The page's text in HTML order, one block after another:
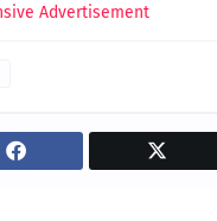
Advertisement